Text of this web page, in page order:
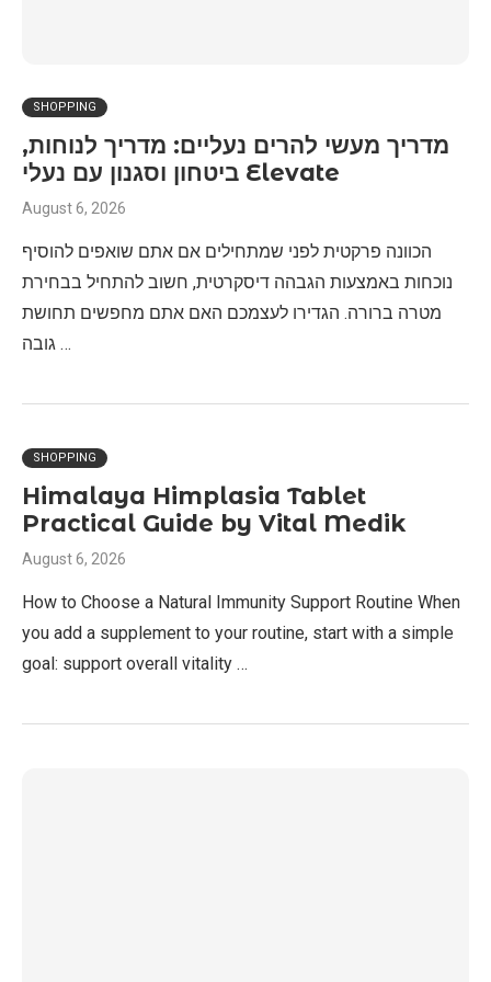
SHOPPING
מדריך מעשי להרים נעליים: מדריך לנוחות,
ביטחון וסגנון עם נעלי Elevate
August 6, 2026
הכוונה פרקטית לפני שמתחילים אם אתם שואפים להוסיף
נוכחות באמצעות הגבהה דיסקרטית, חשוב להתחיל בבחירת
מטרה ברורה. הגדירו לעצמכם האם אתם מחפשים תחושת
גובה …
SHOPPING
Himalaya Himplasia Tablet
Practical Guide by Vital Medik
August 6, 2026
How to Choose a Natural Immunity Support Routine When
you add a supplement to your routine, start with a simple
goal: support overall vitality …